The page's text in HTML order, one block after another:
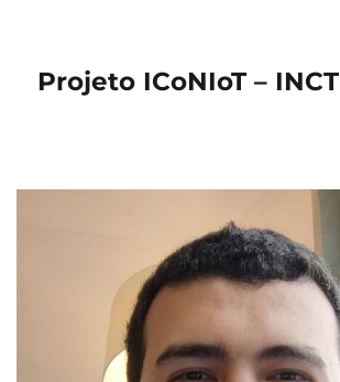
Projeto ICoNIoT – INCT